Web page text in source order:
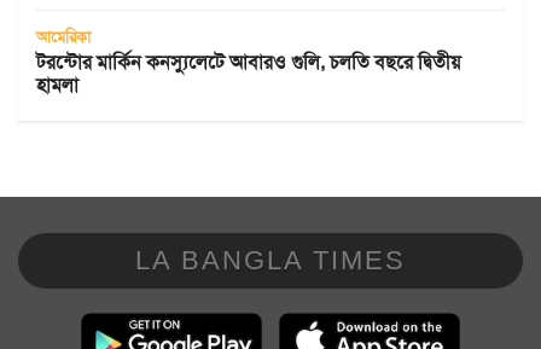
আমেরিকা
টরন্টোর মার্কিন কনস্যুলেটে আবারও গুলি, চলতি বছরে দ্বিতীয়
হামলা
LA BANGLA TIMES